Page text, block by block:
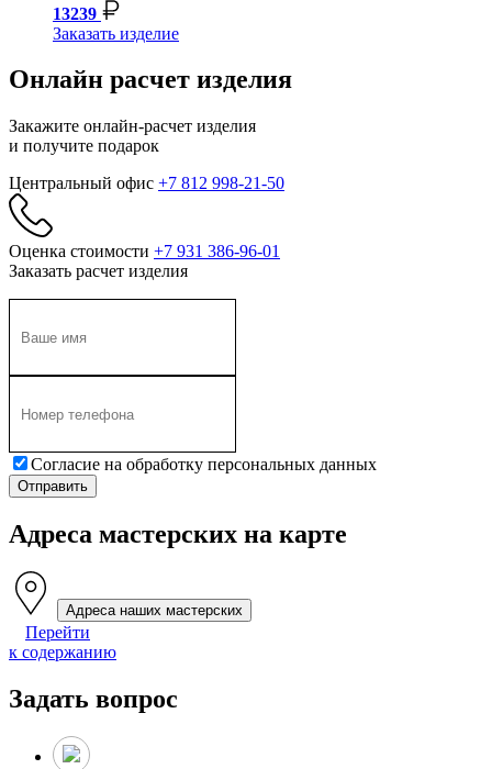
13239
Заказать изделие
Онлайн расчет изделия
Закажите онлайн-расчет изделия
и получите подарок
Центральный офис +7 812 998-21-50
Оценка стоимости +7 931 386-96-01
Заказать расчет изделия
Согласие на обработку персональных данных
Адреса мастерских на карте
Адреса наших мастерских
Перейти
к содержанию
Задать вопрос